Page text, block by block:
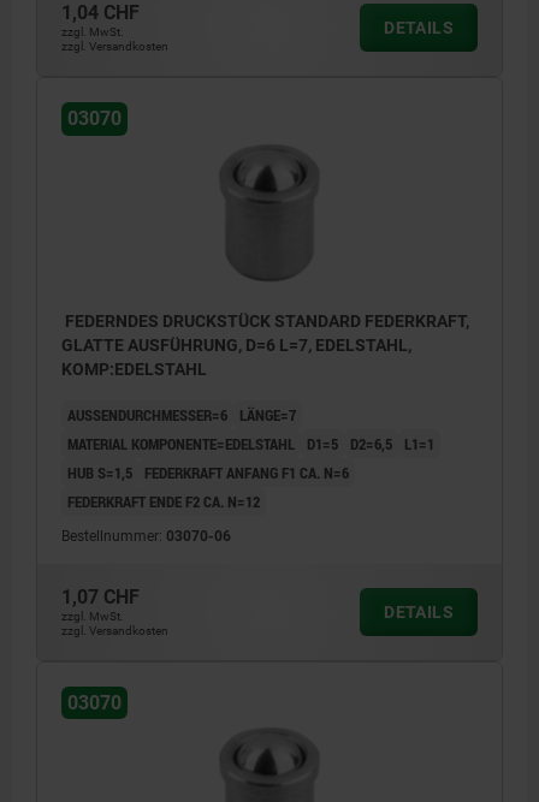
1,04 CHF
zzgl. MwSt.
zzgl. Versandkosten
DETAILS
03070
FEDERNDES DRUCKSTÜCK STANDARD FEDERKRAFT,
GLATTE AUSFÜHRUNG, D=6 L=7, EDELSTAHL,
KOMP:EDELSTAHL
AUSSENDURCHMESSER=6
LÄNGE=7
MATERIAL KOMPONENTE=EDELSTAHL
D1=5 D2=6,5
L1=1
HUB S=1,5
FEDERKRAFT ANFANG F1 CA. N=6
FEDERKRAFT ENDE F2 CA. N=12
Bestellnummer: 03070-06
1,07 CHF
zzgl. MwSt.
zzgl. Versandkosten
DETAILS
03070